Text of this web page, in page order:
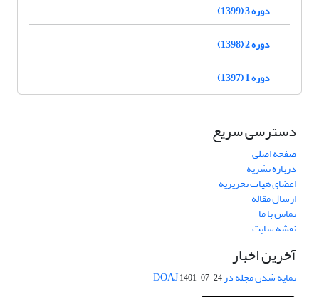
دوره 3 (1399)
دوره 2 (1398)
دوره 1 (1397)
دسترسی سریع
صفحه اصلی
درباره نشریه
اعضای هیات تحریریه
ارسال مقاله
تماس با ما
نقشه سایت
آخرین اخبار
نمایه شدن مجله در DOAJ1401-07-24